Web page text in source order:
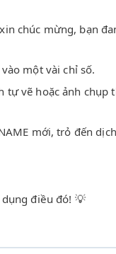
chúc mừng, bạn
một vài chỉ số.
vẽ hoặc ảnh chụp
mới, trỏ đến
điều đó! 💡